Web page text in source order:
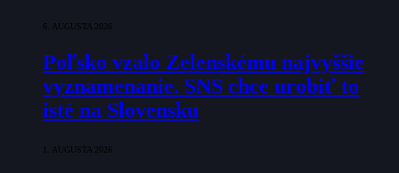
6. AUGUSTA 2026
Poľsko vzalo Zelenskému najvyššie
vyznamenanie. SNS chce urobiť to
isté na Slovensku
1. AUGUSTA 2026